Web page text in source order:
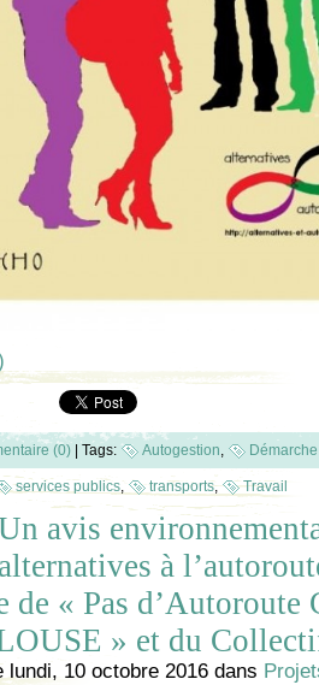
(0) Tags: Autogestion,
services publics, transports, Travail
avis
alternatives à
de « Pas d’Autoroute
» et du
lundi, 10 octobre 2016 dans